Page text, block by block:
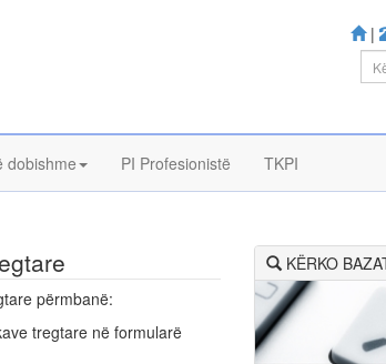
|
dobishme PI Profesionistë TKPI
përmbanë:
tregtare në formularë
KËRKO